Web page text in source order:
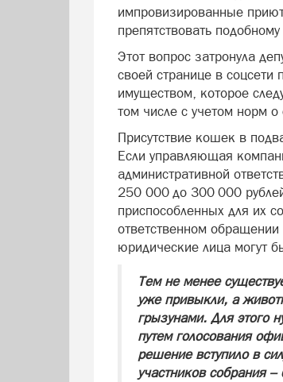
импровизированные
препятствовать
Этот вопрос затронула
своей странице в
имуществом, которое
том числе с учетом норм о
Присутствие кошек в
Если управляющая
административной
250 000 до 300 000
приспособленных для их
ответственном
юридические лица могут
Тем не менее
уже привыкли, а
грызунами. Для этого
путем голосования
решение вступило в
участников собрания